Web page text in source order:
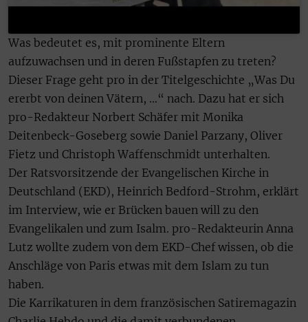
Was bedeutet es, mit prominente Eltern
aufzuwachsen und in deren Fußstapfen zu treten?
Dieser Frage geht pro in der Titelgeschichte „Was Du
ererbt von deinen Vätern, …“ nach. Dazu hat er sich
pro-Redakteur Norbert Schäfer mit Monika
Deitenbeck-Goseberg sowie Daniel Parzany, Oliver
Fietz und Christoph Waffenschmidt unterhalten.
Der Ratsvorsitzende der Evangelischen Kirche in
Deutschland (EKD), Heinrich Bedford-Strohm, erklärt
im Interview, wie er Brücken bauen will zu den
Evangelikalen und zum Isalm. pro-Redakteurin Anna
Lutz wollte zudem von dem EKD-Chef wissen, ob die
Anschläge von Paris etwas mit dem Islam zu tun
haben.
Die Karrikaturen in dem französischen Satiremagazin